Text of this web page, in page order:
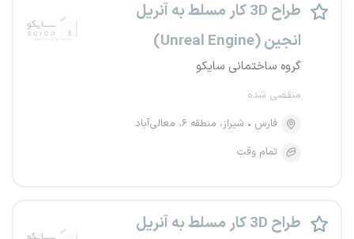
طراح 3D کار مسلط به آنریل
انجین (Unreal Engine)
گروه ساختمانی سایکو
منقضی شده
فارس
شیراز، منطقه ۶، معالی‌آباد
تمام وقت
طراح 3D کار مسلط به آنریل